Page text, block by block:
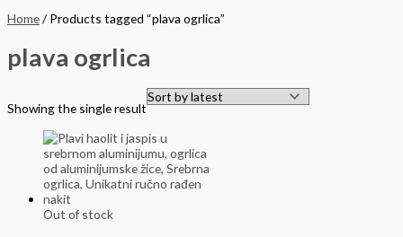
Home/ Products tagged “plava ogrlica”
plava ogrlica
Showing the single result
Out of stock